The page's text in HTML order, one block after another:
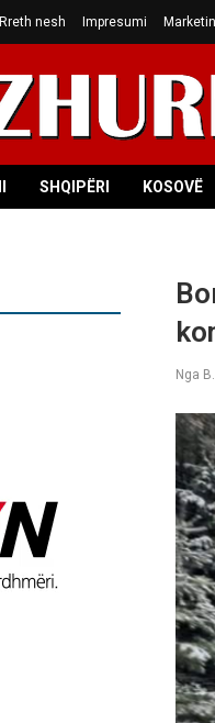
Rreth nesh Impresumi
SHQIPËRI KOSOVË
Nga